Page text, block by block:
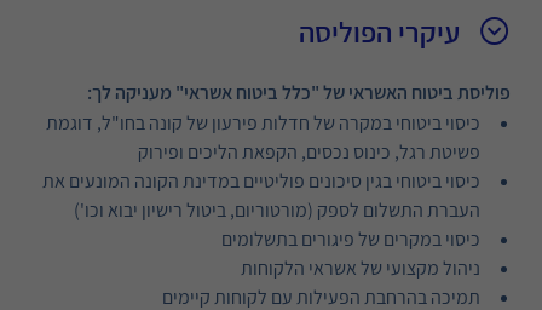
עיקרי הפוליסה
פוליסת ביטוח האשראי של "כלל ביטוח אשראי" מעניקה לך:
כיסוי ביטוחי במקרה של חדלות פירעון של קונה בחו"ל, דוגמת
פשיטת רגל, כינוס נכסים, הקפאת הליכים ופירוק
כיסוי ביטוחי בגין סיכונים פוליטיים במדינת הקונה המונעים את
העברת התשלום לספק (מורטוריום, ביטול רישיון יבוא וכו')
כיסוי במקרים של פיגורים בתשלומים
ניהול מקצועי של אשראי הלקוחות
תמיכה בהרחבת הפעילות עם לקוחות קיימים